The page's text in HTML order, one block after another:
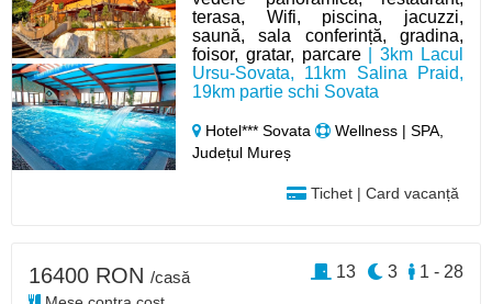
terasa, Wifi, piscina, jacuzzi,
saună, sala conferință, gradina,
foisor, gratar, parcare| 3km Lacul
Ursu-Sovata, 11km Salina Praid,
19km partie schi Sovata
Hotel*** Sovata
Wellness | SPA,
Județul Mureș
Tichet | Card vacanță
16400 RON /casă 1 - 28
3
13